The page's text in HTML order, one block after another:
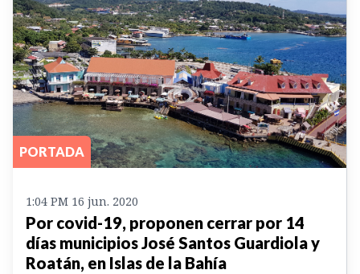
PORTADA
1:04 PM 16 jun. 2020
Por covid-19, proponen cerrar por 14
días municipios José Santos Guardiola y
Roatán, en Islas de la Bahía